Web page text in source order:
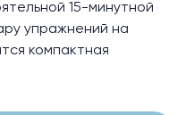
15-минутной
упражнений на
компактная